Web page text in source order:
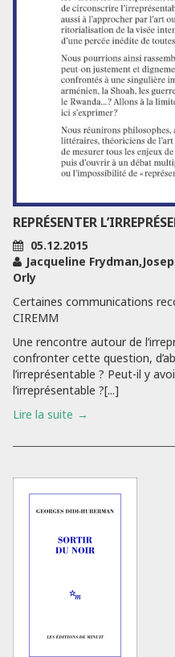
REPRÉSENTER
05.12.2015
Jacqueline
Orly
Certaines communications
CIREMM
Une rencontre autour de
confronter cette question,
l’irreprésentable ? Peut-il y
l’irreprésentable ?[...]
Lire la suite